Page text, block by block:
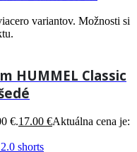
variantov. Možnosti si
HUMMEL Classic
€.17.00 €Aktuálna cena je: